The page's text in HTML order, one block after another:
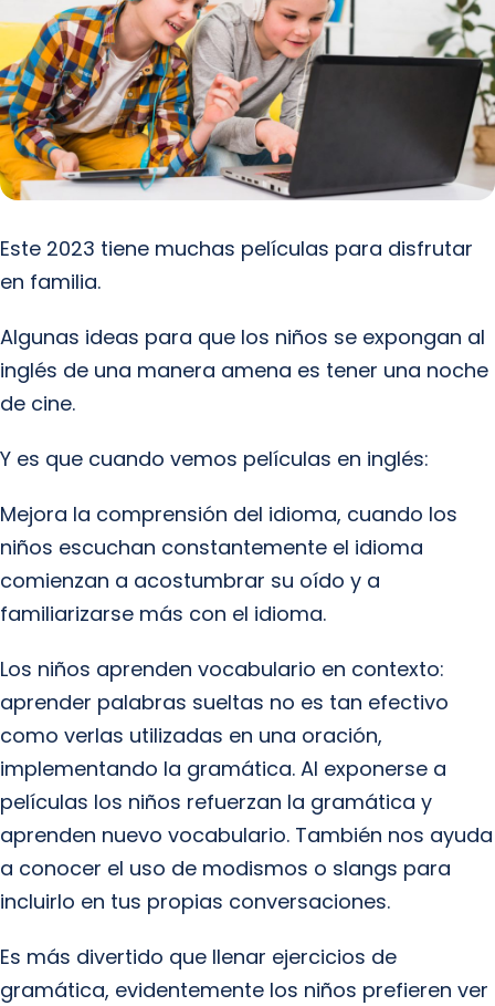
Este 2023 tiene muchas películas para disfrutar
en familia.
Algunas ideas para que los niños se expongan al
inglés de una manera amena es tener una noche
de cine.
Y es que cuando vemos películas en inglés:
Mejora la comprensión del idioma, cuando los
niños escuchan constantemente el idioma
comienzan a acostumbrar su oído y a
familiarizarse más con el idioma.
Los niños aprenden vocabulario en contexto:
aprender palabras sueltas no es tan efectivo
como verlas utilizadas en una oración,
implementando la gramática. Al exponerse a
películas los niños refuerzan la gramática y
aprenden nuevo vocabulario. También nos ayuda
a conocer el uso de modismos o slangs para
incluirlo en tus propias conversaciones.
Es más divertido que llenar ejercicios de
gramática, evidentemente los niños prefieren ver